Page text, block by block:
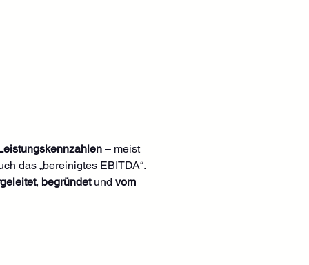
– meist
das „bereinigtes EBITDA“.
, begründet und vom